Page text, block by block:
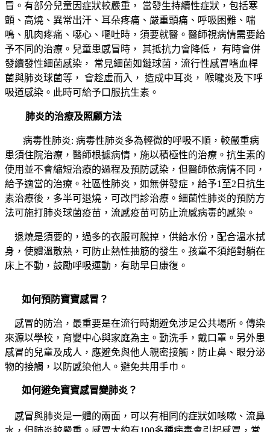
冒。有部分兒童因症狀較嚴重， 當發生持續性症狀，包括寒
顫、高燒、異常出汗、耳朵疼痛、嚴重頭痛、呼吸困難、喘
鳴、肌肉疼痛、噁心、嘔吐時，須要就醫。醫師視病情需要給
予不同的治療。兒童患感冒時， 其抵抗力會降低， 有時會併
發續發性細菌感染， 常見細菌如鏈球菌，流行性感冒嗜血桿
菌與肺炎球菌等， 會趁虛而入， 造成中耳炎， 喉嚨炎及下呼
吸道感染。此時可給予口服抗生素。
肺炎的治療及照顧方法
病毒性肺炎: 病毒性肺炎多為輕微的呼吸不順，較嚴重病
患須住院治療，醫師根據病情，施以積極性的治療。抗生素的
使用並不會縮短治療的過程及預防感染，但醫師依病情不同，
給予適當的治療。社區性肺炎，如無併發症，給予1 至2 日抗生
素治療後，多半可退燒，可改門診治療。細菌性肺炎的預防方
法可施打肺炎球菌疫苗，流感疫苗可防止流感病毒的感染。
退燒是須要的，過多的衣服可脫掉，供給水份，配合溫水拭
身，使體溫散熱，可防止熱性抽筋的發生。孩童不須絕對躺在
床上不動，鼓勵呼吸運動，有助早日康復。
如何預防寶寶感冒？
感冒的防治，最重要是在流行時期避免涉足公共場所。傳染
來源以學校，育嬰中心與家庭為主。勤洗手，戴口罩。另外患
感冒的兒童及成人，應避免與他人親密接觸，防止鼻、眼分泌
物的接觸，以防感染他人。避免共用手巾。
如何避免寶寶感冒變肺炎？
感冒與肺炎是一體的兩面，可以有相同的症狀如咳嗽、流鼻